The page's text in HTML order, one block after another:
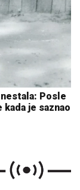
Posle
je saznao